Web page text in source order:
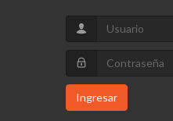
Ingresar